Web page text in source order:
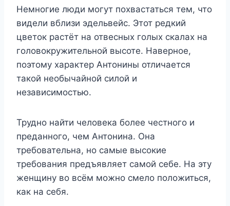
Немногие люди могут похвастаться тем, что
видели вблизи эдельвейс. Этот редкий
цветок растёт на отвесных голых скалах на
головокружительной высоте. Наверное,
поэтому характер Антонины отличается
такой необычайной силой и
независимостью.
Трудно найти человека более честного и
преданного, чем Антонина. Она
требовательна, но самые высокие
требования предъявляет самой себе. На эту
женщину во всём можно смело положиться,
как на себя.